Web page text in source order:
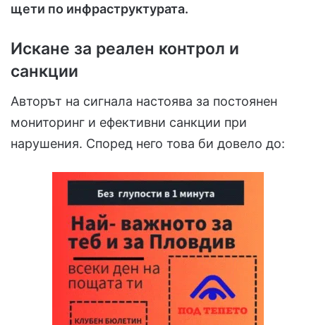
щети по инфраструктурата.
Искане за реален контрол и
санкции
Авторът на сигнала настоява за постоянен
мониторинг и ефективни санкции при
нарушения. Според него това би довело до: